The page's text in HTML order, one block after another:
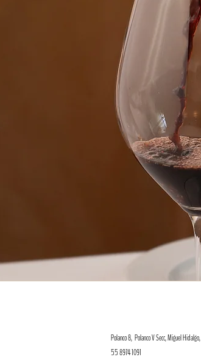
Polanco 8, Polanco V Secc, Miguel Hidalgo,
55 8974 1091